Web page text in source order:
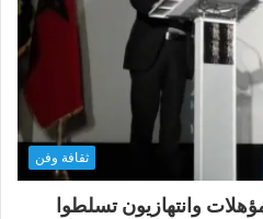
ثقافة وفن
وانتهازيون تسلطوا